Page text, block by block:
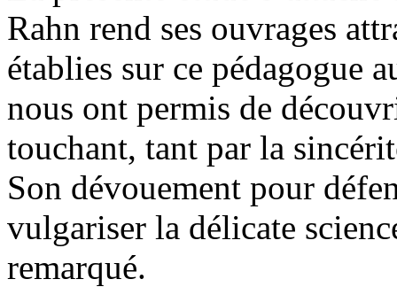
Rahn rend ses ouvrages
établies sur ce pédagogue
nous ont permis de
touchant, tant par la
Son dévouement pour
vulgariser la délicate
remarqué.